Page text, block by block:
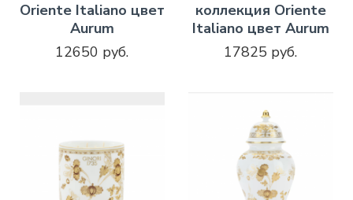
Oriente Italiano цвет
Aurum
12650 руб.
коллекция Oriente
Italiano цвет Aurum
17825 руб.